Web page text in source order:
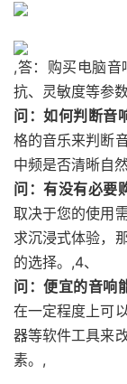
,答：购买电脑
抗、灵敏度等参
问：如何判断音
格的音乐来判断
中频是否清晰自
问：有没有必要
取决于您的使用
求沉浸式体验，
的选择。,4、
问：便宜的音响
在一定程度上可
器等软件工具来
素。,